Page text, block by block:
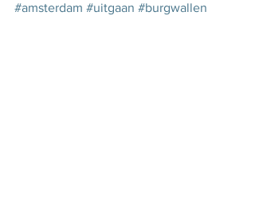
#amsterdam #uitgaan #burgwallen